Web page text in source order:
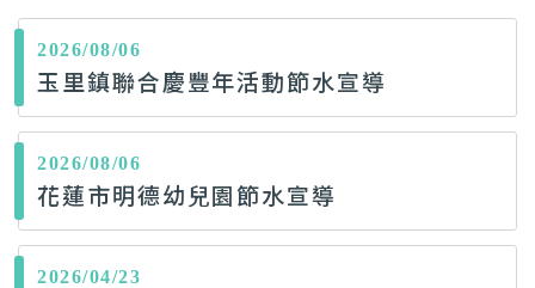
2026/08/06
玉里鎮聯合慶豐年活動節水宣導
2026/08/06
花蓮市明德幼兒園節水宣導
2026/04/23